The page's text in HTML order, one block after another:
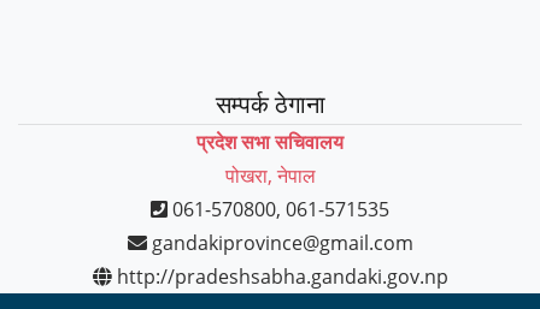
सम्पर्क ठेगाना
प्रदेश सभा सचिवालय
पोखरा, नेपाल
061-570800, 061-571535
gandakiprovince@gmail.com
http://pradeshsabha.gandaki.gov.np